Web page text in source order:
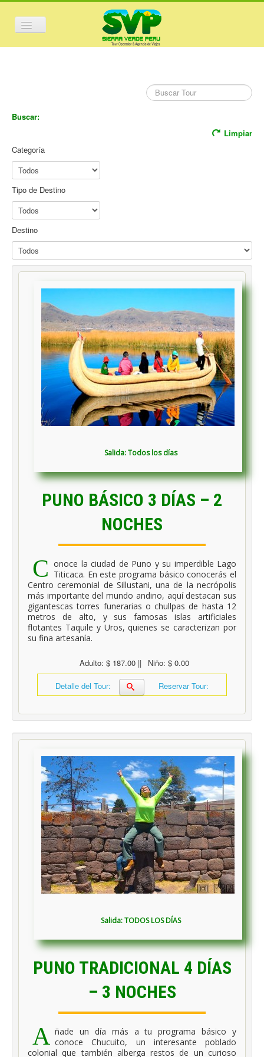
Cambiar
navegación
Nacional
Festividades
Buscar:
Limpiar
Categoría
Tipo de Destino
Destino
Salida:Todos los días
PUNO BÁSICO 3 DÍAS – 2
NOCHES
C onoce la ciudad de Puno y su imperdible Lago
Titicaca. En este programa básico conocerás el
Centro ceremonial de Sillustani, una de la necrópolis
más importante del mundo andino, aquí destacan sus
gigantescas torres funerarias o chullpas de hasta 12
metros de alto, y sus famosas islas artificiales
flotantes Taquile y Uros, quienes se caracterizan por
su fina artesanía.
Adulto: $ 187.00 || Niño: $ 0.00
Detalle del Tour: Reservar Tour:
Salida:TODOS LOS DÍAS
PUNO TRADICIONAL 4 DÍAS
– 3 NOCHES
A ñade un día más a tu programa básico y
conoce Chucuito, un interesante poblado
colonial que también alberga restos de un curioso